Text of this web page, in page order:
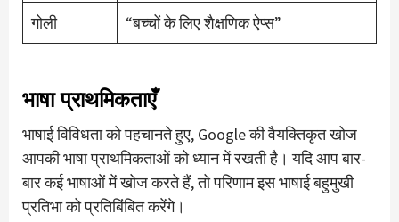
गोली
“बच्चों के लिए शैक्षणिक ऐप्स”
भाषा प्राथमिकताएँ
भाषाई विविधता को पहचानते हुए, Google की वैयक्तिकृत खोज
आपकी भाषा प्राथमिकताओं को ध्यान में रखती है। यदि आप बार-
बार कई भाषाओं में खोज करते हैं, तो परिणाम इस भाषाई बहुमुखी
प्रतिभा को प्रतिबिंबित करेंगे।